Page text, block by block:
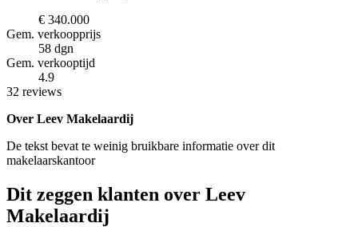
€ 340.000
Gem. verkoopprijs
58 dgn
Gem. verkooptijd
4.9
32 reviews
Over Leev Makelaardij
De tekst bevat te weinig bruikbare informatie over dit
makelaarskantoor
Dit zeggen klanten over Leev
Makelaardij